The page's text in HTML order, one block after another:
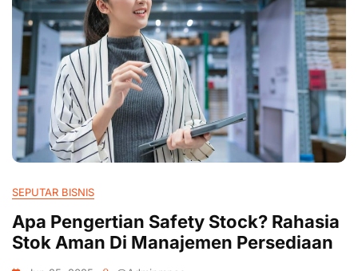
SEPUTAR BISNIS
Apa Pengertian Safety Stock? Rahasia
Stok Aman Di Manajemen Persediaan